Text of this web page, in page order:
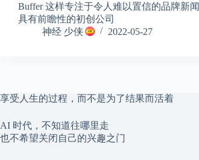
Buffer 这样专注于令人难以置信的品牌新
具有前瞻性的初创公司
神经 少侠
2022-05-27
享受人生的过程，而不是为了结果而活着
AI 时代，不知道往哪里走
也不希望关闭自己的兴趣之门